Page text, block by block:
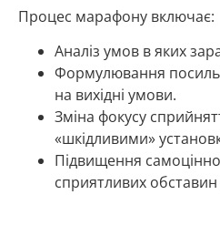
Процес марафону включає:
Аналіз умов в яких
Формулювання
на вихідні умови.
Зміна фокусу
«шкідливими»
Підвищення
сприятливих